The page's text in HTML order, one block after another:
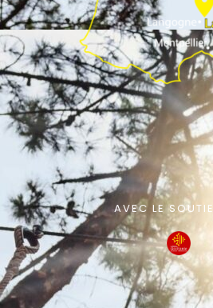
AVEC LE